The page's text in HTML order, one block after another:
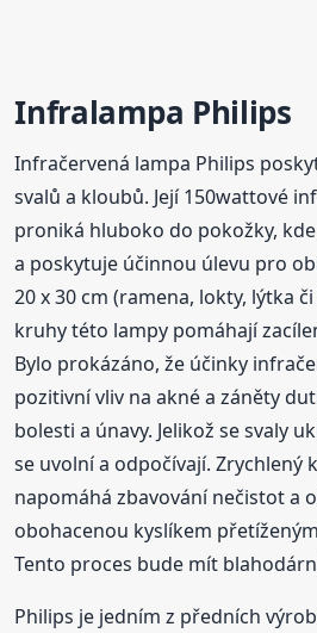
Infralampa Philips
Infračervená lampa Philips
svalů a kloubů. Její 150wattové
proniká hluboko do pokožky,
a poskytuje účinnou úlevu pro
20 x 30 cm (ramena, lokty, lýtka
kruhy této lampy pomáhají
Bylo prokázáno, že účinky
pozitivní vliv na akné a záněty
bolesti a únavy. Jelikož se svaly
se uvolní a odpočívají. Zrychlený
napomáhá zbavování nečistot a
obohacenou kyslíkem
Tento proces bude mít
Philips je jedním z předních